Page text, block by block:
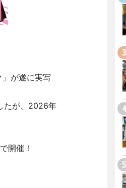
が遂に実写
たが、2026年
開催！